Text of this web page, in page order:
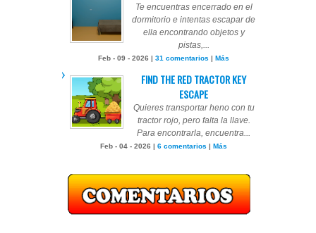
Te encuentras encerrado en el
dormitorio e intentas escapar de
ella encontrando objetos y
pistas,...
Feb - 09 - 2026 | 31 comentarios | Más
FIND THE RED TRACTOR KEY
ESCAPE
Quieres transportar heno con tu
tractor rojo, pero falta la llave.
Para encontrarla, encuentra...
Feb - 04 - 2026 | 6 comentarios | Más